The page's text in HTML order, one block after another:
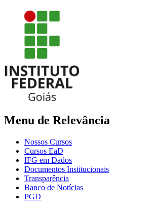
Menu de Relevância
Nossos Cursos
Cursos EaD
IFG em Dados
Documentos Institucionais
Transparência
Banco de Notícias
PGD